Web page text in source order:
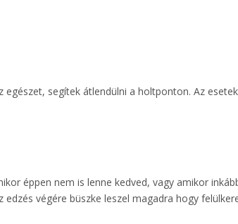
segítek átlendülni a holtponton. Az
éppen nem is lenne kedved, vagy amikor
végére büszke leszel magadra hogy